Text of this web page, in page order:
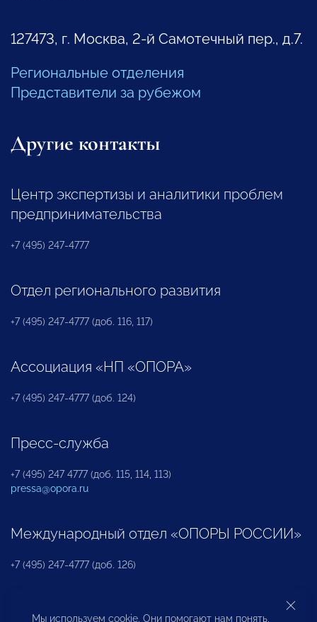
127473, г. Москва, 2-й Самотечный пер., д.7.
Региональные отделения
Представители за рубежом
Другие контакты
Центр экспертизы и аналитики проблем
предпринимательства
+7 (495) 247-4777
Отдел регионального развития
+7 (495) 247-4777 (доб. 116, 117)
Ассоциация «НП «ОПОРА»
+7 (495) 247-4777 (доб. 124)
Пресс-служба
+7 (495) 247 4777 (доб. 115, 114, 113)
pressa@opora.ru
Международный отдел «ОПОРЫ РОССИИ»
+7 (495) 247-4777 (доб. 126)
Бюро по защите прав предпринимателей и
Мы используем cookie. Они помогают нам понять,